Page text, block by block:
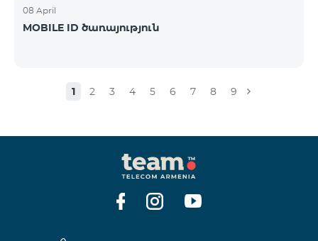
08 April
MOBILE ID ծառայություն
1 2 3 4 5 6 7 8 9